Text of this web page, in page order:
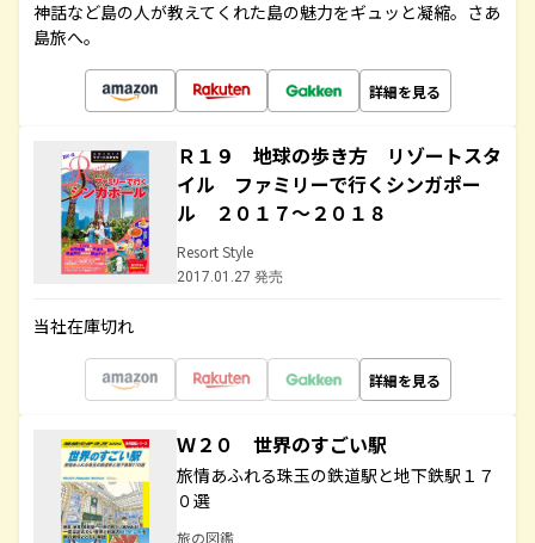
神話など島の人が教えてくれた島の魅力をギュッと凝縮。さあ
島旅へ。
詳細を見る
Ｒ１９ 地球の歩き方 リゾートスタ
イル ファミリーで行くシンガポー
ル ２０１７～２０１８
Resort Style
2017.01.27 発売
当社在庫切れ
詳細を見る
Ｗ２０ 世界のすごい駅
旅情あふれる珠玉の鉄道駅と地下鉄駅１７
０選
旅の図鑑